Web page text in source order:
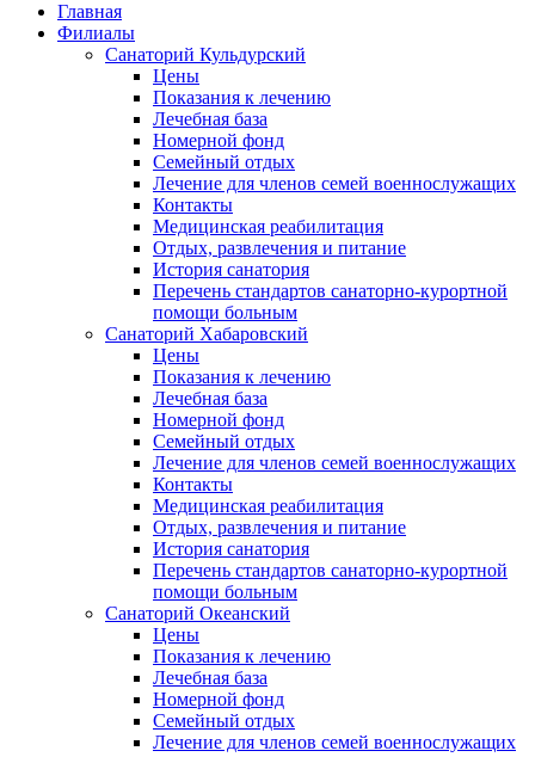
Главная
Филиалы
Санаторий Кульдурский
Цены
Показания к лечению
Лечебная база
Номерной фонд
Семейный отдых
Лечение для членов семей военнослужащих
Контакты
Медицинская реабилитация
Отдых, развлечения и питание
История санатория
Перечень стандартов санаторно-курортной
помощи больным
Санаторий Хабаровский
Цены
Показания к лечению
Лечебная база
Номерной фонд
Семейный отдых
Лечение для членов семей военнослужащих
Контакты
Медицинская реабилитация
Отдых, развлечения и питание
История санатория
Перечень стандартов санаторно-курортной
помощи больным
Санаторий Океанский
Цены
Показания к лечению
Лечебная база
Номерной фонд
Семейный отдых
Лечение для членов семей военнослужащих